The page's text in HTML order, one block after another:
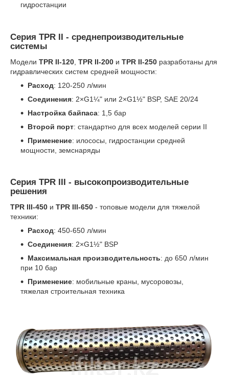
гидростанции
Серия TPR II - среднепроизводительные
системы
Модели TPR II-120 TPR II-200 и TPR II-250 разработаны для
гидравлических систем средней мощности:
Расход: 120-250 л/мин
Соединения: 2×G1¼" или 2×G1½" BSP, SAE 20/24
Настройка байпаса: 1,5 бар
Второй порт: стандартно для всех моделей серии II
Применение: илососы, гидростанции средней
мощности, земснаряды
Серия TPR III - высокопроизводительные
решения
TPR III-450 и TPR III-650 - топовые модели для тяжелой
техники:
Расход: 450-650 л/мин
Соединения: 2×G1½" BSP
Максимальная производительность: до 650 л/мин
при 10 бар
Применение: мобильные краны, мусоровозы,
тяжелая строительная техника